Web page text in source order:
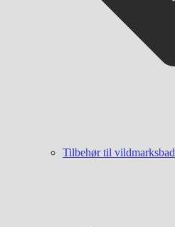
Tilbehør til vildmarksbad